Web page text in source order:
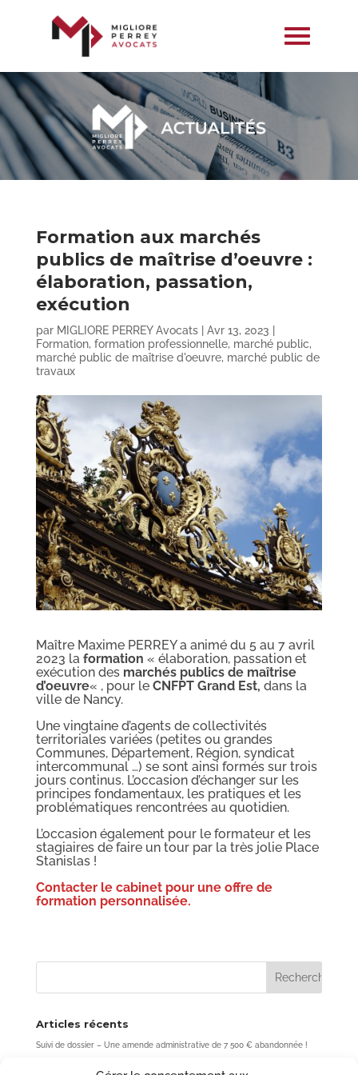
Formation aux marchés
publics de maîtrise d’oeuvre :
élaboration, passation,
exécution
par MIGLIORE PERREY Avocats| Avr 13, 2023
Formation, formation professionnelle, marché public,
marché public de maîtrise d'oeuvre, marché public de
travaux
Maître Maxime PERREY a animé du 5 au 7 avril
2023 la formation « élaboration, passation et
exécution des marchés publics de maîtrise
d’oeuvre« , pour le CNFPT Grand Est, dans la
ville de Nancy.
Une vingtaine d’agents de collectivités
territoriales variées (petites ou grandes
Communes, Département, Région, syndicat
intercommunal …) se sont ainsi formés sur trois
jours continus. L’occasion d’échanger sur les
principes fondamentaux, les pratiques et les
problématiques rencontrées au quotidien.
L’occasion également pour le formateur et les
stagiaires de faire un tour par la très jolie Place
Stanislas !
Contacter le cabinet pour une offre de
formation personnalisée.
Articles récents
Suivi de dossier – Une amende administrative de 7 500 € abandonnée !